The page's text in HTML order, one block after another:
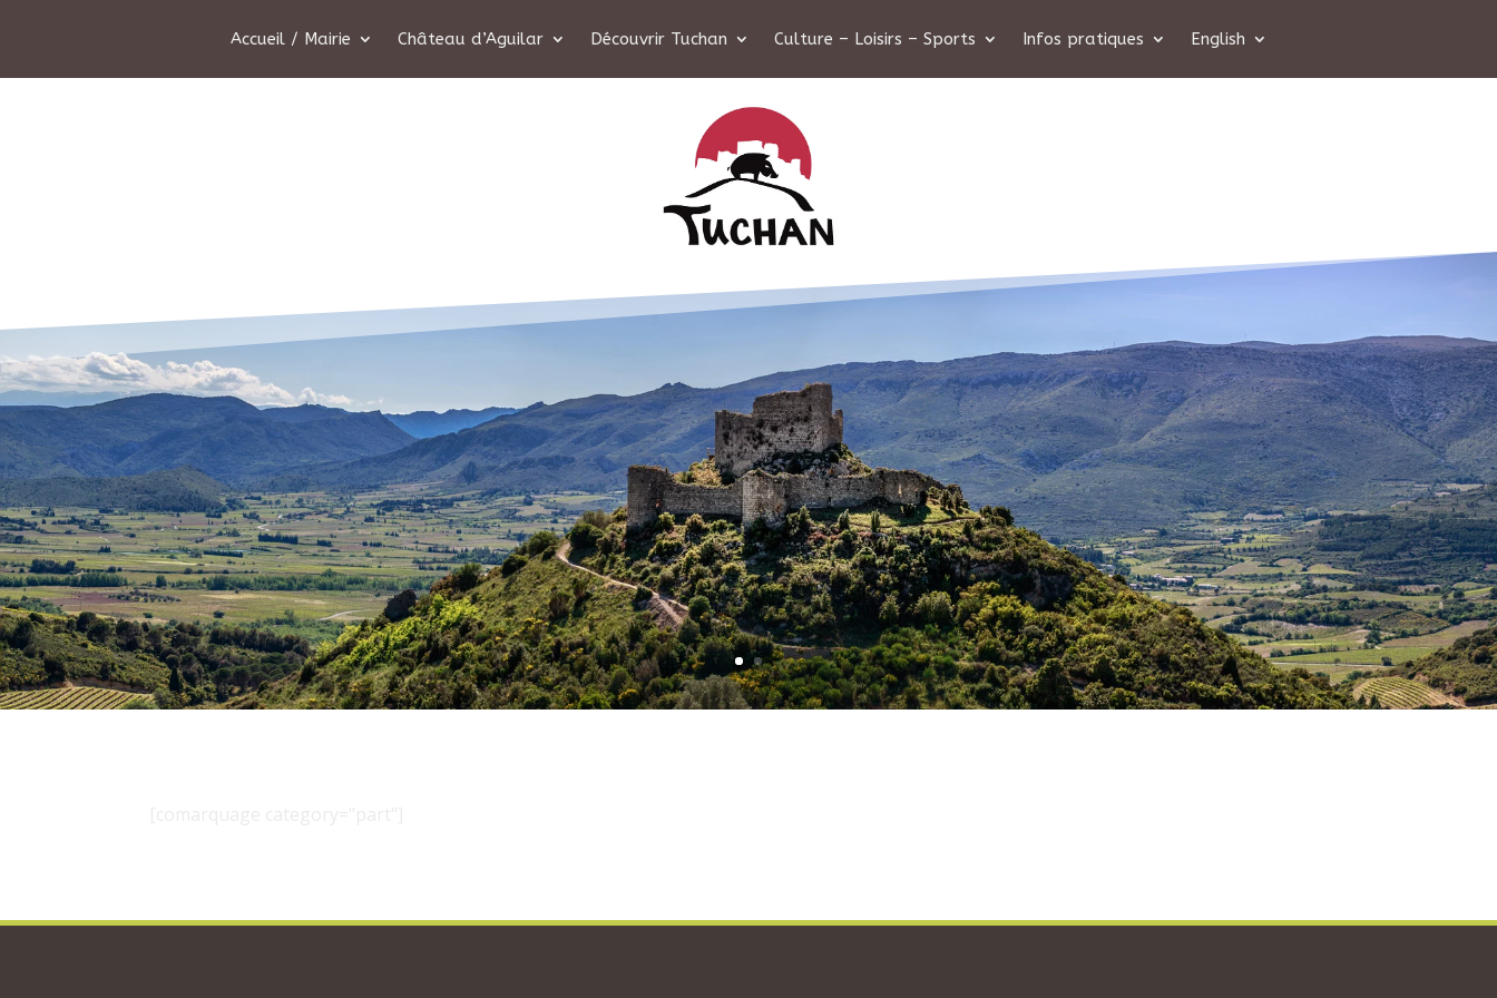
Accueil / Mairie Château d’Aguilar Découvrir Tuchan Culture – Loisirs – Sports Infos pratiques English